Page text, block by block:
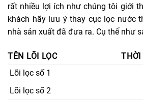
rất nhiều lợi ích như chúng tôi giới
khách hãy lưu ý thay cục lọc nước
nhà sản xuất đã đưa ra. Cụ thể như
TÊN LÕI LỌC
THỜI
Lõi lọc số 1
Lõi lọc số 2